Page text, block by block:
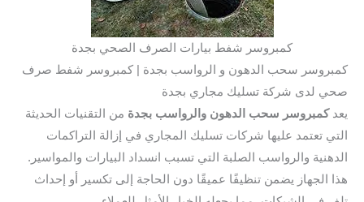
كمبروسر شفط بيارات الصرف الصحي بجدة
سحب الدهون و الرواسب بجدة | كمبروسر شفط صرف
لدى شركة تسليك مجاري بجدة
كمبروسر سحب الدهون والرواسب بجدةمن التقنيات الحديثة
تعتمد عليها شركات تسليك المجاري في إزالة التراكمات
والرواسب الصلبة التي تسبب انسداد البيارات والمواسير.
الجهاز يضمن تنظيفًا عميقًا دون الحاجة إلى تكسير أو إحداث